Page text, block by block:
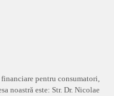
pentru consumatori,
noastră este: Str. Dr. Nicolae